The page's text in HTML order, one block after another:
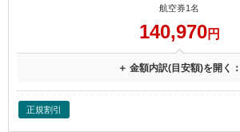
航空券1名
140,970円
＋ 金額内訳(目安額)を開く：
正規割引